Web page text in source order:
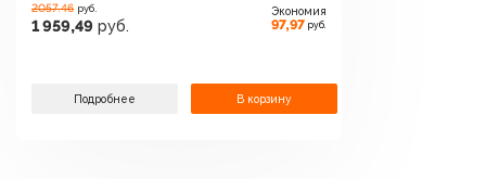
2057.46 руб.
1 959,49 руб.
Экономия
97,97 руб.
Подробнее В корзину